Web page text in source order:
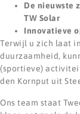
De nieuwste
TW Solar
Innovatieve
Terwijl u zich laat
duurzaamheid,
(sportieve)
den Kornput uit
Ons team staat